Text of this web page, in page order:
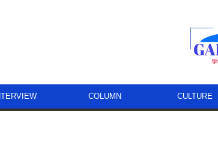
COLUMN CULTURE